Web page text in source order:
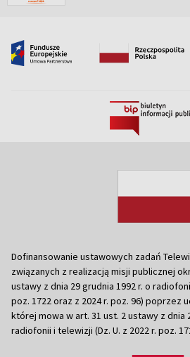
Dofinansowanie ustawowych zadań
związanych z realizacją misji publicznej
ustawy z dnia 29 grudnia 1992 r. o
poz. 1722 oraz z 2024 r. poz. 96) poprzez
której mowa w art. 31 ust. 2 ustawy z dnia
radiofonii i telewizji (Dz. U. z 2022 r. poz.